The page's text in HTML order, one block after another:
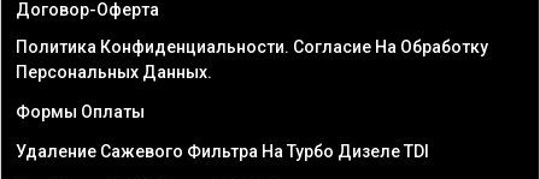
Договор-Оферта
Политика Конфиденциальности. Согласие На Обработку
Персональных Данных.
Формы Оплаты
Удаление Сажевого Фильтра На Турбо Дизеле TDI